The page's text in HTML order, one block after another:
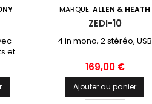
et
MARQUE: ALLEN & HEATH
ZEDI-10
4 in mono, 2 stéréo, USB
Prix
169,00 €
Ajouter au panier